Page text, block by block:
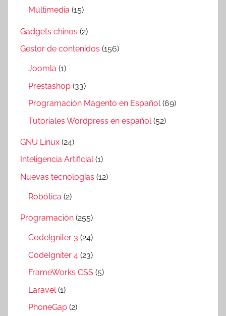
Multimedia (15)
Gadgets chinos (2)
Gestor de contenidos (156)
Joomla (1)
Prestashop (33)
Programación Magento en Español(69)
Tutoriales Wordpress en español (52)
GNU Linux (24)
Inteligencia Artificial(1)
Nuevas tecnologías (12)
Robótica (2)
Programación (255)
CodeIgniter 3 (24)
CodeIgniter 4 (23)
FrameWorks CSS (5)
Laravel (1)
PhoneGap (2)